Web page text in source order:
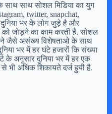
साथ सोशल मिडिया का युग
twitter, snapchat,
भर के लोग जुड़े है और
जोड़ने का काम करती है. सोशल
जैसे असंख्य विशेषताओ के साथ
भर में हर घंटे हजारों कि संख्या
के अनुसार दुनिया भर में हर एक
भी अधिक शिकायते दर्ज हुयी है.